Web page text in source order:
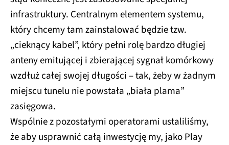
infrastruktury. Centralnym elementem systemu,
który chcemy tam zainstalować będzie tzw.
„cieknący kabel”, który pełni rolę bardzo długiej
anteny emitującej i zbierającej sygnał komórkowy
wzdłuż całej swojej długości – tak, żeby w żadnym
miejscu tunelu nie powstała „biała plama”
zasięgowa.
Wspólnie z pozostałymi operatorami ustaliliśmy,
że aby usprawnić całą inwestycję my, jako Play